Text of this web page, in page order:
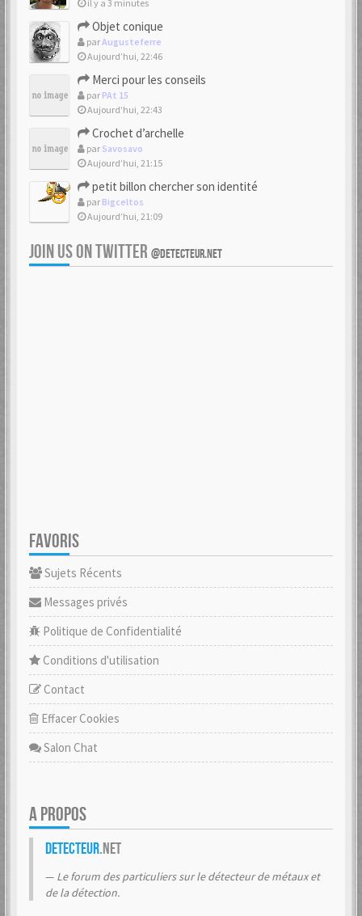
il y a 3 minutes
Objet conique
parAugusteferre
Aujourd’hui, 22:46
Merci pour les conseils
par PAt 15
Aujourd’hui, 22:43
Crochet d’archelle
par Savosavo
Aujourd’hui, 21:15
petit billon chercher son identité
par Bigceltos
Aujourd’hui, 21:09
JOIN US ON TWITTER @DETECTEUR.NET
FAVORIS
Sujets Récents
Messages privés
Politique de Confidentialité
Conditions d'utilisation
Contact
Effacer Cookies
Salon Chat
A PROPOS
Detecteur.net
Le forum des particuliers sur le détecteur de métaux et
de la détection.